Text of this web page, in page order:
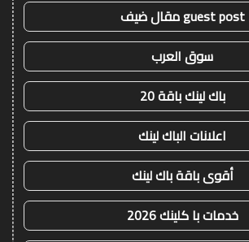
guest post مقال ضيف
سوق العرب
باك لينك باقة 20
اعلانات الباك لينك
أقوى باقة باك لينك
خدمات با كلينك 2026